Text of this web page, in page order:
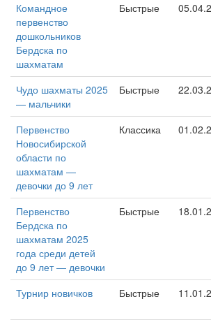
Командное
первенство
дошкольников
Бердска по
шахматам
Быстрые
Чудо шахматы 2025
— мальчики
Быстрые
Первенство
Новосибирской
области по
шахматам —
девочки до 9 лет
Классика
Первенство
Бердска по
шахматам 2025
года среди детей
до 9 лет — девочки
Быстрые
Турнир новичков Быстрые